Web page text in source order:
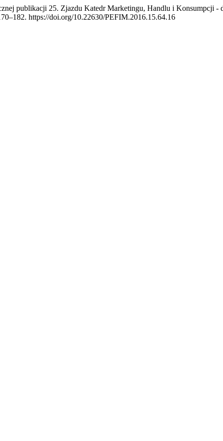
publikacji 25. Zjazdu Katedr Marketingu, Handlu i Konsumpcji -
https://doi.org/10.22630/PEFIM.2016.15.64.16